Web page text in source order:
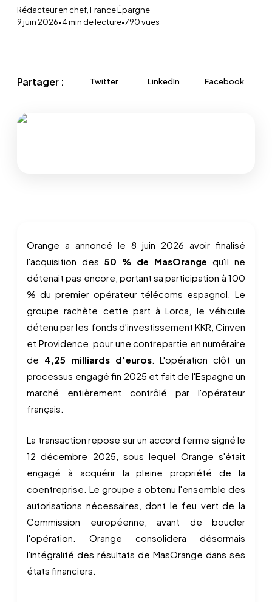
Rédacteur en chef, France Épargne
9 juin 2026•4min de lecture•790vues
Partager : Twitter LinkedIn Facebook
Orange a annoncé le 8 juin 2026 avoir finalisé
l'acquisition des 50 % de MasOrange qu'il ne
détenait pas encore, portant sa participation à 100
% du premier opérateur télécoms espagnol. Le
groupe rachète cette part à Lorca, le véhicule
détenu par les fonds d'investissement KKR, Cinven
et Providence, pour une contrepartie en numéraire
de 4,25 milliards d'euros. L'opération clôt un
processus engagé fin 2025 et fait de l'Espagne un
marché entièrement contrôlé par l'opérateur
français.
La transaction repose sur un accord ferme signé le
12 décembre 2025, sous lequel Orange s'était
engagé à acquérir la pleine propriété de la
coentreprise. Le groupe a obtenu l'ensemble des
autorisations nécessaires, dont le feu vert de la
Commission européenne, avant de boucler
l'opération. Orange consolidera désormais
l'intégralité des résultats de MasOrange dans ses
états financiers.